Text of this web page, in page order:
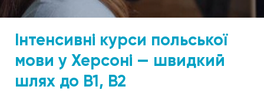
Інтенсивні курси польської
мови у Херсоні — швидкий
шлях до B1, B2